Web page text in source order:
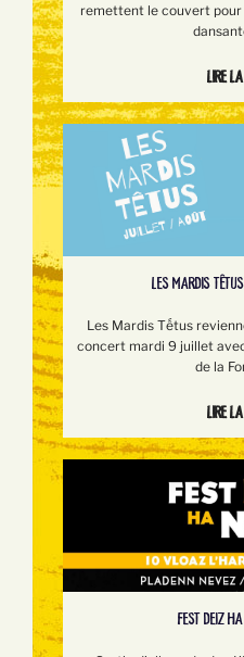
remettent le couvert
Lire la
LES MARDIS
Les Mardis Tếtus
concert mardi 9 juillet
de la
Lire la
FEST DEIZ